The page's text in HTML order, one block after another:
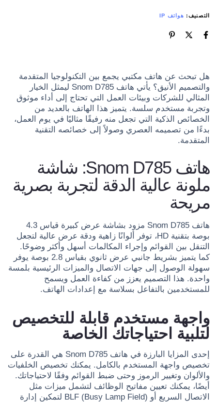
التصنيف: هواتف IP
هل تبحث عن هاتف مكتبي يجمع بين التكنولوجيا المتقدمة
والتصميم الأنيق؟ يأتي هاتف Snom D785 ليمثل الخيار
المثالي للشركات وبيئات العمل التي تحتاج إلى أداء موثوق
وتجربة مستخدم سلسة. يتميز هذا الهاتف بالعديد من
الخصائص الذكية التي تجعل منه رفيقًا مثاليًا في يوم العمل،
بدءًا من تصميمه العصري وصولاً إلى خصائصه التقنية
المتقدمة.
هاتف Snom D785: شاشة
ملونة عالية الدقة لتجربة بصرية
مريحة
هاتف Snom D785 مزود بشاشة عرض كبيرة قياس 4.3
بوصة بتقنية HD، توفر ألوانًا زاهية ودقة عرض عالية لتجعل
التنقل بين القوائم وإجراء المكالمات أسهل وأكثر وضوحًا.
كما يتميز بشريط جانبي عرض ثانوي بقياس 2.8 بوصة يوفر
سهولة الوصول إلى جهات الاتصال والميزات الرئيسية بلمسة
واحدة. هذا التصميم يعزز من كفاءة العمل ويسمح
للمستخدمين بالتفاعل بسلاسة مع إعدادات الهاتف.
واجهة مستخدم قابلة للتخصيص
لتلبية احتياجاتك الخاصة
إحدى المزايا البارزة في هاتف Snom D785 هي القدرة على
تخصيص واجهة المستخدم بالكامل. يمكنك تخصيص الخلفيات
والألوان وتغيير الرموز وحتى ضبط القوائم وفقًا لاحتياجاتك.
أيضًا، يمكنك تعيين مفاتيح الوظائف لتشمل ميزات مثل
الاتصال السريع أو BLF (Busy Lamp Field) لتمكين إدارة